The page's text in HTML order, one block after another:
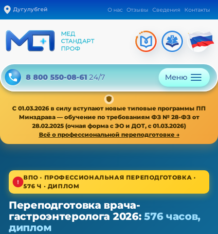
Дугулубгей О нас Отзывы Сведения Контакты
8 800 550-08-61 24/7 Меню
С 01.03.2026 в силу вступают новые типовые программы ПП
Минздрава — обучение по требованиям ФЗ № 28-ФЗ от
28.02.2025 (очная форма с ЭО и ДОТ, с 01.03.2026)
Всё о профессиональной переподготовке →
ВПО · новая типовая программа ПП с 01.03.2026
Переподготовка врача-
гастроэнтеролога — ПП, 576 ч
ВПО · ПРОФЕССИОНАЛЬНАЯ ПЕРЕПОДГОТОВКА ·
576 Ч · ДИПЛОМ
Переподготовка врача-
гастроэнтеролога 2026:576 часов,
диплом